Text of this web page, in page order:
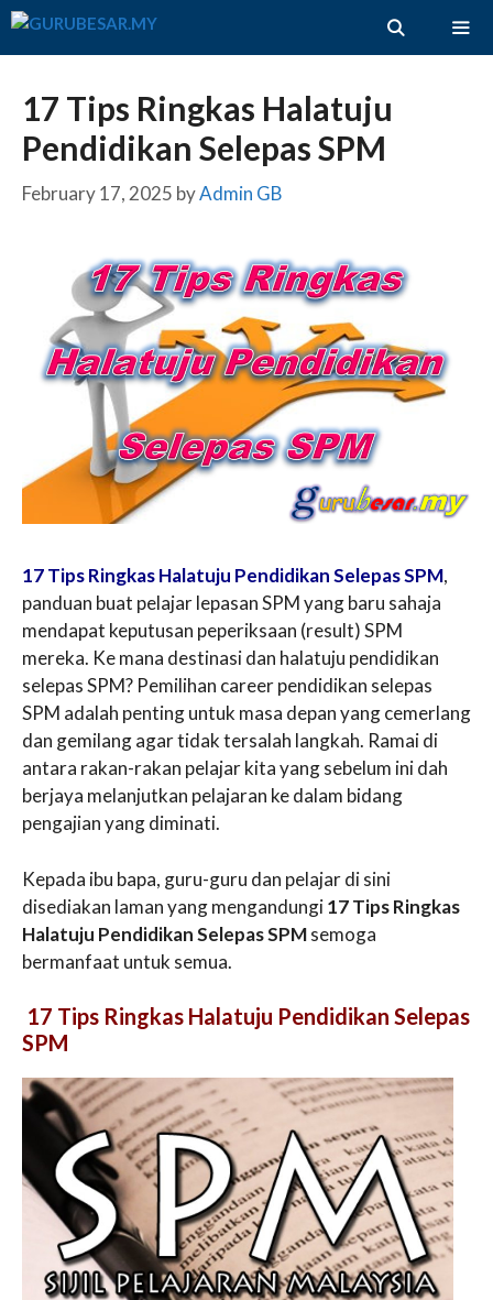
Skip
17 Tips Ringkas Halatuju
Pendidikan Selepas SPM
February 17, 2025 byAdmin GB
17 Tips Ringkas Halatuju Pendidikan Selepas SPM,
panduan buat pelajar lepasan SPM yang baru sahaja
mendapat keputusan peperiksaan (result) SPM
mereka. Ke mana destinasi dan halatuju pendidikan
selepas SPM? Pemilihan career pendidikan selepas
SPM adalah penting untuk masa depan yang cemerlang
dan gemilang agar tidak tersalah langkah. Ramai di
antara rakan-rakan pelajar kita yang sebelum ini dah
berjaya melanjutkan pelajaran ke dalam bidang
pengajian yang diminati.
Kepada ibu bapa, guru-guru dan pelajar di sini
disediakan laman yang mengandungi17 Tips Ringkas
Halatuju Pendidikan Selepas SPMsemoga
bermanfaat untuk semua.
17 Tips Ringkas Halatuju Pendidikan Selepas
SPM